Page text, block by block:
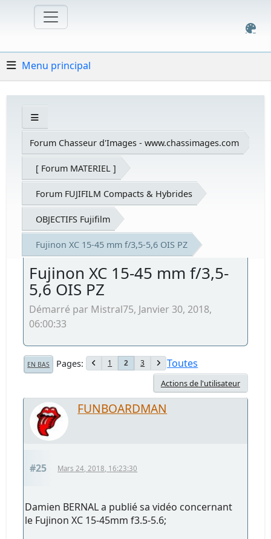
Menu principal
Forum Chasseur d'Images - www.chassimages.com
[ Forum MATERIEL ]
Forum FUJIFILM Compacts & Hybrides
OBJECTIFS Fujifilm
Fujinon XC 15-45 mm f/3,5-5,6 OIS PZ
Fujinon XC 15-45 mm f/3,5-
5,6 OIS PZ
Démarré par Mistral75, Janvier 30, 2018,
06:00:33
EN BAS Pages 1 2 3 Toutes
Actions de l'utilisateur
FUNBOARDMAN
#25 Mars 24, 2018, 16:23:30
Damien BERNAL a publié sa vidéo concernant
le Fujinon XC 15-45mm f3.5-5.6;